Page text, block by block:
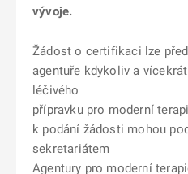
vývoje.
Žádost o certifikaci lze
agentuře kdykoliv a
léčivého
přípravku pro moderní
k podání žádosti mohou
sekretariátem
Agentury pro moderní